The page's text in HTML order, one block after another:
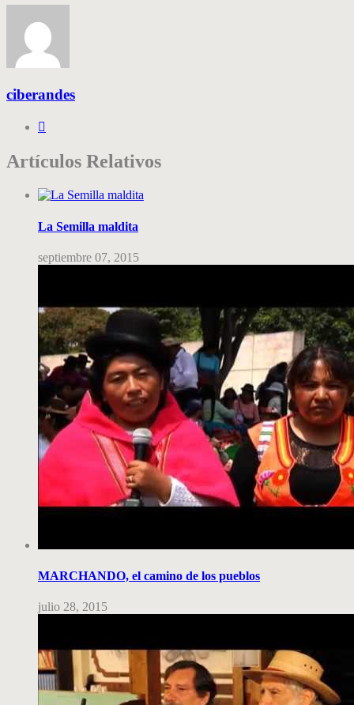
ciberandes
Artículos Relativos
La Semilla maldita
septiembre 07, 2015
MARCHANDO, el camino de los pueblos
julio 28, 2015